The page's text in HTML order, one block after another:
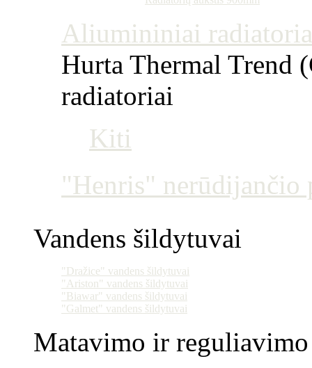
Aliumininiai
Hurta Thermal Trend
radiatoriai
Kiti
"Henris" nerūdijančio
Vandens šildytuvai
"Dražice" vandens šildytuvai
"Ariston" vandens šildytuvai
"Biawar" vandens šildytuvai
"Galmet" vandens šildytuvai
Matavimo ir